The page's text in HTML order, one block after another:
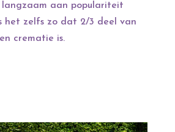
aan populariteit
het zelfs zo dat 2/3 deel van
crematie is.